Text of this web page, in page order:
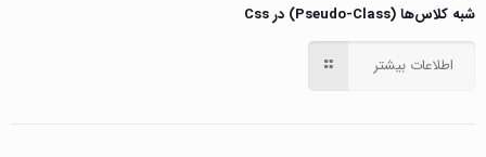
شبه کلاس‌ها (Pseudo-Class) در Css
اطلاعات بیشتر